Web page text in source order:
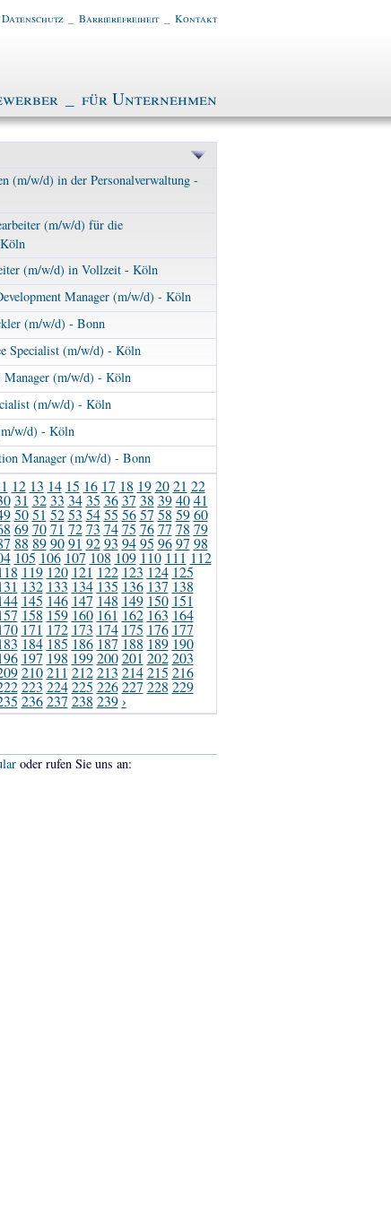
Datenschutz Barrierefreiheit Kontakt
für Unternehmen
(m/w/d) in der Personalverwaltung -
(m/w/d) für die
(m/w/d) in Vollzeit - Köln
Manager (m/w/d) - Köln
(m/w/d) - Bonn
Specialist (m/w/d) - Köln
Manager (m/w/d) - Köln
(m/w/d) - Köln
w/d) - Köln
Manager (m/w/d) - Bonn
12 13 14 15 16 17 18 19 20 21 22
31 32 33 34 35 36 37 38 39 40 41
50 51 52 53 54 55 56 57 58 59 60
69 70 71 72 73 74 75 76 77 78 79
88 89 90 91 92 93 94 95 96 97 98
105 106 107 108 109 110 111 112
119 120 121 122 123 124 125
132 133 134 135 136 137 138
145 146 147 148 149 150 151
158 159 160 161 162 163 164
171 172 173 174 175 176 177
184 185 186 187 188 189 190
197 198 199 200 201 202 203
210 211 212 213 214 215 216
223 224 225 226 227 228 229
236 237 238 239 ›
oder rufen Sie uns an: